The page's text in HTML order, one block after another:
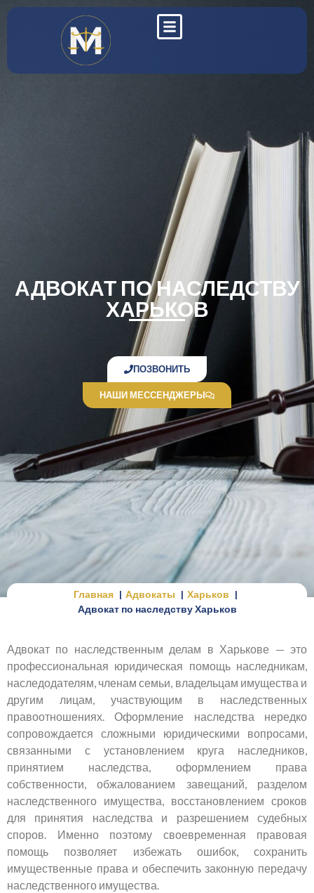
АДВОКАТ ПО НАСЛЕДСТВУ
ХАРЬКОВ
ПОЗВОНИТЬ
НАШИ МЕССЕНДЖЕРЫ
Главная Адвокаты
Харьков
Адвокат по наследству Харьков
Адвокат по наследственным делам в Харькове — это
профессиональная юридическая помощь наследникам,
наследодателям, членам семьи, владельцам имущества и
другим лицам, участвующим в наследственных
правоотношениях. Оформление наследства нередко
сопровождается сложными юридическими вопросами,
связанными с установлением круга наследников,
принятием наследства, оформлением права
собственности, обжалованием завещаний, разделом
наследственного имущества, восстановлением сроков
для принятия наследства и разрешением судебных
споров. Именно поэтому своевременная правовая
помощь позволяет избежать ошибок, сохранить
имущественные права и обеспечить законную передачу
наследственного имущества.